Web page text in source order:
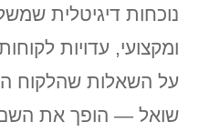
נוכחות דיגיטלית
ומקצועי, עדויות
על השאלות שהלקוח
שואל — הופך את